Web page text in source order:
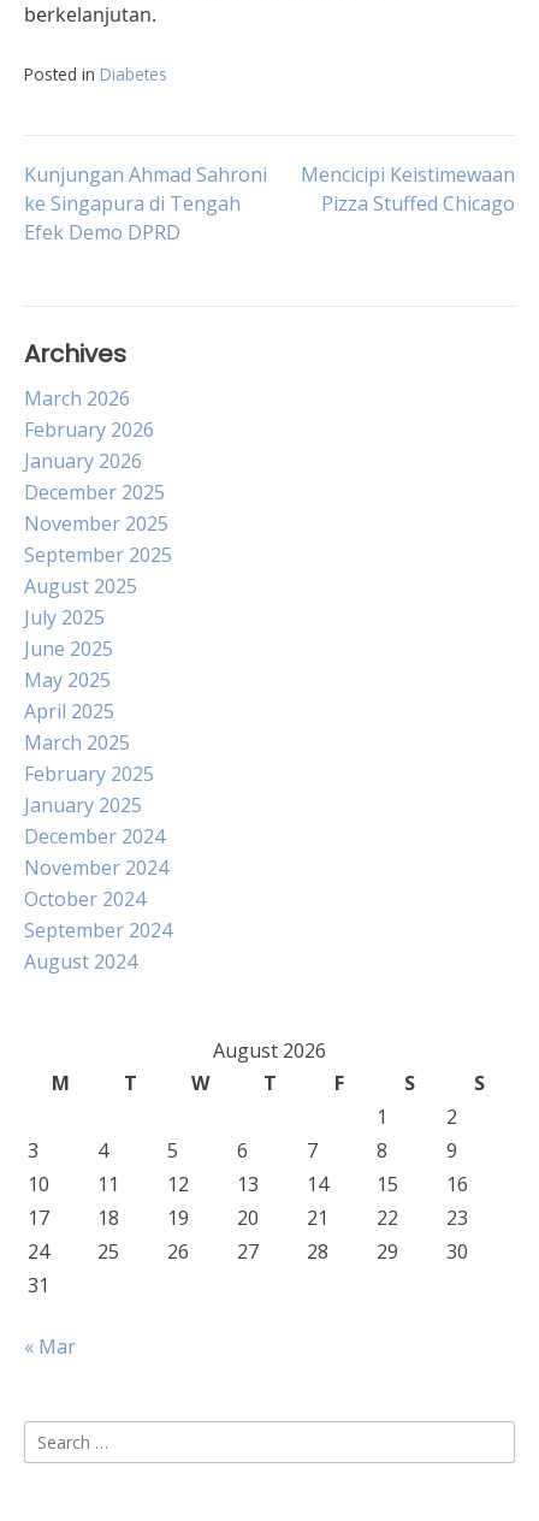
berkelanjutan.
Posted in Diabetes
Post
navigation
Kunjungan Ahmad Sahroni
ke Singapura di Tengah
Efek Demo DPRD
Mencicipi Keistimewaan
Pizza Stuffed Chicago
Archives
March 2026
February 2026
January 2026
December 2025
November 2025
September 2025
August 2025
July 2025
June 2025
May 2025
April 2025
March 2025
February 2025
January 2025
December 2024
November 2024
October 2024
September 2024
August 2024
August 2026
M
T W T F S
S
1
2
3
4 5 6 7 8
9
10
11 12 13 14 15
16
17
18 19 20 21 22
23
24
25 26 27 28 29
30
31
« Mar
Search
for: